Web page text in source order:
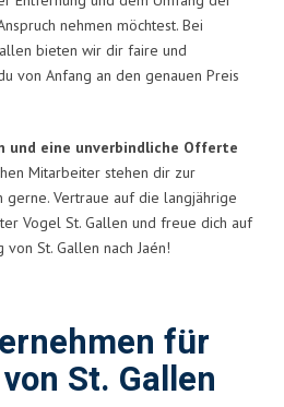
nehmen möchtest. Bei
bieten wir dir faire und
von Anfang an den genauen Preis
und eine unverbindliche Offerte
Mitarbeiter stehen dir zur
gerne. Vertraue auf die langjährige
Vogel St. Gallen und freue dich auf
St. Gallen nach Jaén!
für
St. Gallen